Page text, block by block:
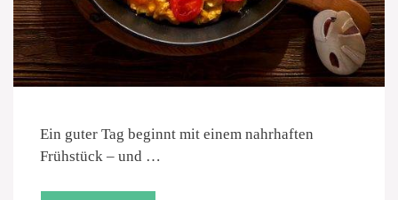
Ein guter Tag beginnt mit einem nahrhaften
Frühstück – und …